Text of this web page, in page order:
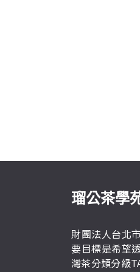
瑠公茶學
財團法人台北
要目標是希望
灣茶分類分級